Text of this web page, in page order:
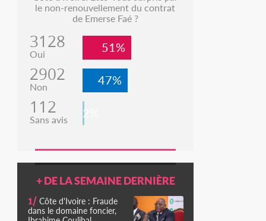
le non-renouvellement du contrat
de Emerse Faé ?
3128
Oui 51%
2902
Non 47%
112
Sans avis 2%
+ DE LA SEMAINE DERNIÈRE
1/ Côte d'Ivoire : Fraude
dans le domaine foncier,